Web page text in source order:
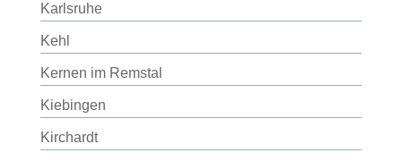
Karlsruhe
Kehl
Kernen im Remstal
Kiebingen
Kirchardt